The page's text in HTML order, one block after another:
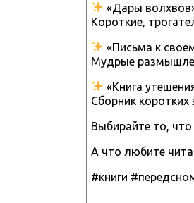
«Дары
Короткие,
«Письма к
Мудрые
«Книга
Сборник
Выбирайте то,
А что любите
#книги